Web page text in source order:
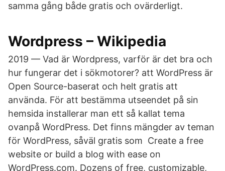
samma gång både gratis och ovärderligt.
Wordpress – Wikipedia
2019 — Vad är Wordpress, varför är det bra och
hur fungerar det i sökmotorer? att WordPress är
Open Source-baserat och helt gratis att
använda. För att bestämma utseendet på sin
hemsida installerar man ett så kallat tema
ovanpå WordPress. Det finns mängder av teman
för WordPress, såväl gratis som​ Create a free
website or build a blog with ease on
WordPress.com. Dozens of free, customizable,